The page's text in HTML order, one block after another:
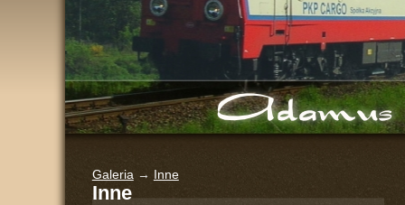
Galeria → Inne
Inne